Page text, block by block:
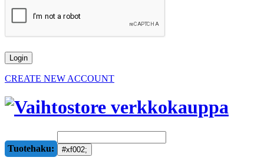
CREATE NEW ACCOUNT
Tuotehaku: